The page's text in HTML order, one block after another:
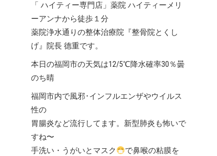
「 ハイティー専門店」薬院 ハイティーメリ
ーアンナから徒歩１分
薬院浄水通りの整体治療院『整骨院とくし
げ』院長 德重です。
本日の福岡市の天気は12/5℃降水確率30％曇
のち晴
福岡市内で風邪･インフルエンザやウイルス
性の
胃腸炎など流行してます。新型肺炎も怖いで
すね〜
手洗い・うがいとマスク
で鼻喉の粘膜を